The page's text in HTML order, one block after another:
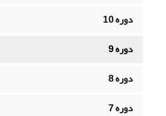
دوره 10
دوره 9
دوره 8
دوره 7